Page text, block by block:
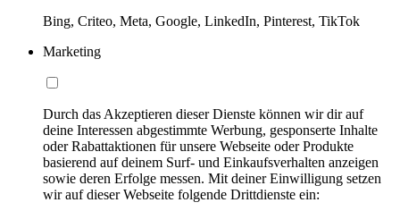
Bing, Criteo, Meta, Google, LinkedIn, Pinterest, TikTok
Marketing
Durch das Akzeptieren dieser Dienste können wir dir auf
deine Interessen abgestimmte Werbung, gesponserte Inhalte
oder Rabattaktionen für unsere Webseite oder Produkte
basierend auf deinem Surf- und Einkaufsverhalten anzeigen
sowie deren Erfolge messen. Mit deiner Einwilligung setzen
wir auf dieser Webseite folgende Drittdienste ein: